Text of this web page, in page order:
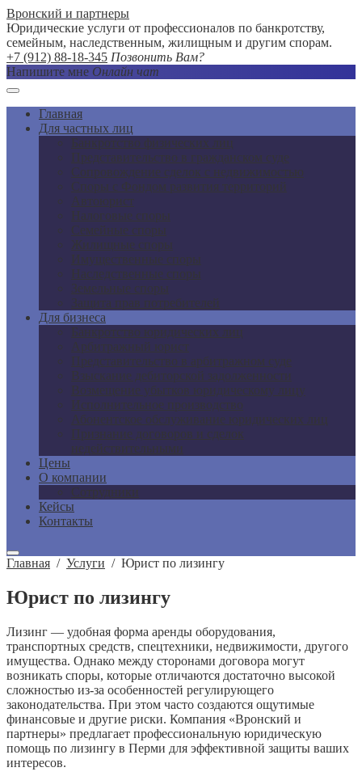
Вронский и партнеры
Юридические услуги от профессионалов по банкротству,
семейным, наследственным, жилищным и другим спорам.
+7 (912) 88-18-345 Позвонить Вам?
Напишите мне Онлайн чат
Главная
Для частных лиц
Банкротство физических лиц
Представительство в гражданском суде
Сопровождение сделок с недвижимостью
Споры с Фондом развития территорий
Автоюрист
Налоговые споры
Семейные споры
Жилищные споры
Имущественные споры
Наследственные споры
Земельные споры
Защита прав потребителей
Для бизнеса
Банкротство юридических лиц
Арбитражный юрист
Представительство в арбитражном суде
Взыскание дебиторской задолженности
Возмещение убытков юридическому лицу
Исполнительное производство
Абонентское обслуживание юридических лиц
Признание договоров и сделок
недействительными
Цены
О компании
Сотрудники
Кейсы
Контакты
Главная / Услуги / Юрист по лизингу
Юрист по лизингу
Лизинг — удобная форма аренды оборудования,
транспортных средств, спецтехники, недвижимости, другого
имущества. Однако между сторонами договора могут
возникать споры, которые отличаются достаточно высокой
сложностью из-за особенностей регулирующего
законодательства. При этом часто создаются ощутимые
финансовые и другие риски. Компания «Вронский и
партнеры» предлагает профессиональную юридическую
помощь по лизингу в Перми для эффективной защиты ваших
интересов.